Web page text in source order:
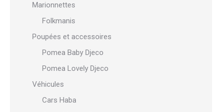
Marionnettes
Folkmanis
Poupées et accessoires
Pomea Baby Djeco
Pomea Lovely Djeco
Véhicules
Cars Haba